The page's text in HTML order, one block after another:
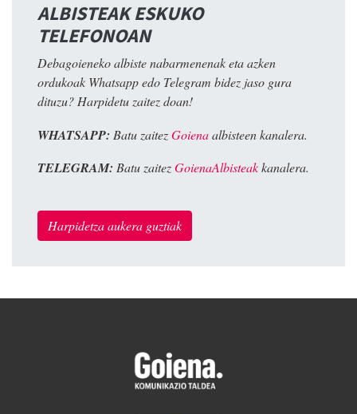
ALBISTEAK ESKUKO
TELEFONOAN
Debagoieneko albiste nabarmenenak eta azken
ordukoak Whatsapp edo Telegram bidez jaso gura
dituzu? Harpidetu zaitez doan!
WHATSAPP: Batu zaitezGoienaalbisteen kanalera.
TELEGRAM: Batu zaitezGoienaAlbisteakkanalera.
Harpidetza aukera guztiak